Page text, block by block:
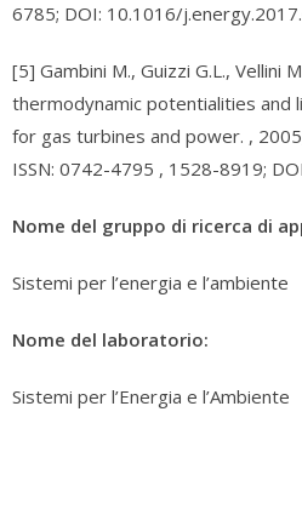
6785; DOI: 10.1016/
[5] Gambini M., Guizzi G.L., Vellini
thermodynamic potentialities and
for gas turbines and power. ,
ISSN: 0742-4795 , 1528-8919;
Nome del gruppo di ricerca di
Sistemi per l’energia e l’ambiente
Nome del laboratorio:
Sistemi per l’Energia e l’Ambiente